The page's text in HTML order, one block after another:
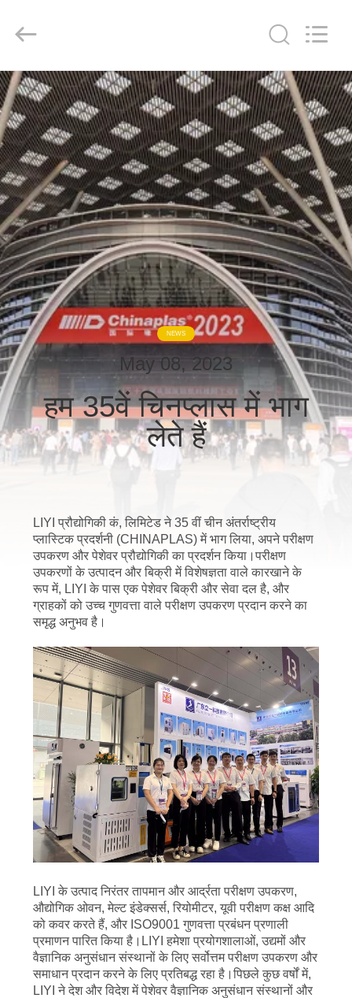
घर
उत्पादों
हमारे
बारे
में
कारखाना
भ्रमण
गुणवत्ता
नियंत्रण
संपर्क
करें
एक
उद्धरण
की
विनती
करे
साइटमैप
PRIVACY
POLICY
Technology
Co.,
Reserved.
NEWS
May 08, 2023
हम 35वें चिनप्लास में भाग
लेते हैं
LIYI प्रौद्योगिकी कं, लिमिटेड ने 35 वीं चीन अंतर्राष्ट्रीय
प्लास्टिक प्रदर्शनी (CHINAPLAS) में भाग लिया, अपने परीक्षण
उपकरण और पेशेवर प्रौद्योगिकी का प्रदर्शन किया।परीक्षण
उपकरणों के उत्पादन और बिक्री में विशेषज्ञता वाले कारखाने के
रूप में, LIYI के पास एक पेशेवर बिक्री और सेवा दल है, और
ग्राहकों को उच्च गुणवत्ता वाले परीक्षण उपकरण प्रदान करने का
समृद्ध अनुभव है।
LIYI के उत्पाद निरंतर तापमान और आर्द्रता परीक्षण उपकरण,
औद्योगिक ओवन, मेल्ट इंडेक्सर्स, रियोमीटर, यूवी परीक्षण कक्ष आदि
को कवर करते हैं, और ISO9001 गुणवत्ता प्रबंधन प्रणाली
प्रमाणन पारित किया है।LIYI हमेशा प्रयोगशालाओं, उद्यमों और
वैज्ञानिक अनुसंधान संस्थानों के लिए सर्वोत्तम परीक्षण उपकरण और
समाधान प्रदान करने के लिए प्रतिबद्ध रहा है।पिछले कुछ वर्षों में,
LIYI ने देश और विदेश में पेशेवर वैज्ञानिक अनुसंधान संस्थानों और